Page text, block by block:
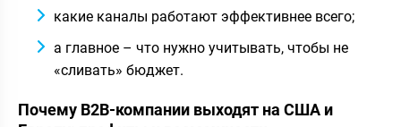
какие каналы работают эффективнее всего;
а главное – что нужно учитывать, чтобы не
«сливать» бюджет.
Почему B2B-компании выходят на США и